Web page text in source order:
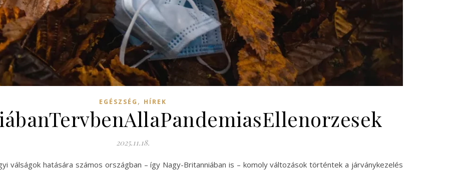
EGÉSZSÉG , HÍREK
2025.11.18.
válságok hatására számos országban – így Nagy-Britanniában is – komoly változások történtek a járványkezelés